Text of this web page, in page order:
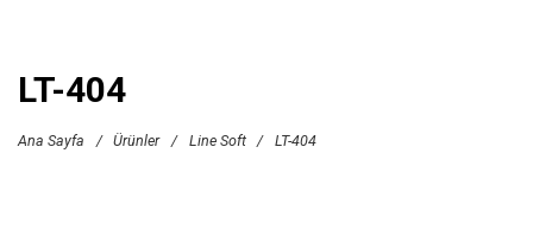
LT-404
Ana Sayfa / Ürünler / Line Soft / LT-404